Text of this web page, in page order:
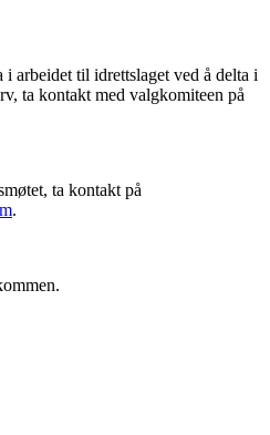
arbeidet til idrettslaget ved å delta i
ta kontakt med valgkomiteen på
ta kontakt på
.